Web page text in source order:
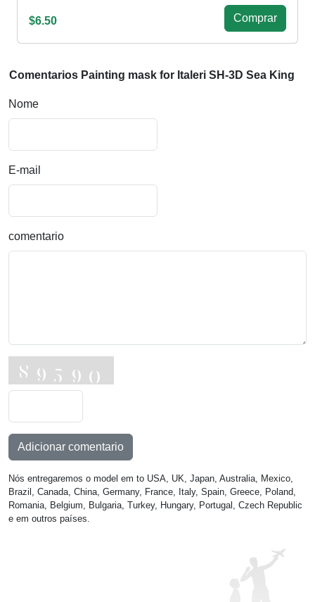
$6.50 Сomprar
Comentarios Painting mask for Italeri SH-3D Sea King
Nome
E-mail
comentario
Adicionar comentario
Nós entregaremos o model em to USA, UK, Japan, Australia, Mexico,
Brazil, Canada, China, Germany, France, Italy, Spain, Greece, Poland,
Romania, Belgium, Bulgaria, Turkey, Hungary, Portugal, Czech Republic
e em outros países.